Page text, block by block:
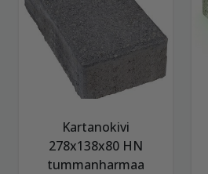
Kartanokivi
278x138x80 HN
tummanharmaa